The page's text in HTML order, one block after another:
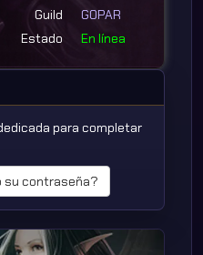
Guild
GOPAR
Estado
En línea
para completar
su contraseña?